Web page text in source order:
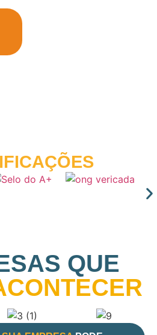
QUE